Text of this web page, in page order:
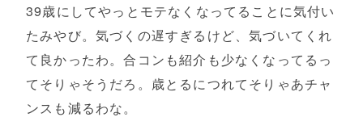
39歳にしてやっとモテなくなってることに気付い
たみやび。気づくの遅すぎるけど、気づいてくれ
て良かったわ。合コンも紹介も少なくなってるっ
てそりゃそうだろ。歳とるにつれてそりゃあチャ
ンスも減るわな。